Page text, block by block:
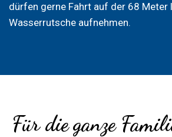
dürfen gerne Fahrt auf der 68 Meter
Wasserrutsche aufnehmen.
Für die ganze